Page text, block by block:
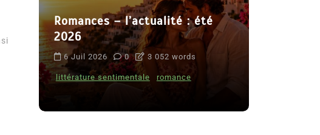
Romances – l’actualité : été
2026
6 Juil 2026 0 3 052 words
littérature sentimentale romance